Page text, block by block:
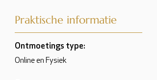
Praktische informatie
Ontmoetings type:
Online en Fysiek